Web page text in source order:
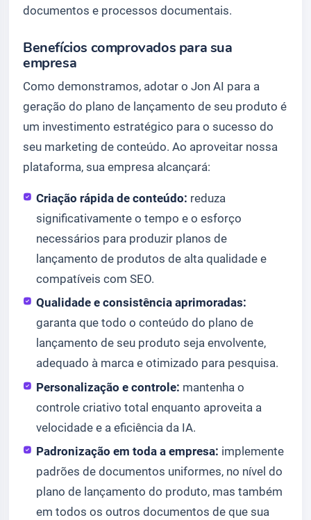
documentos e processos documentais.
Benefícios comprovados para sua
empresa
Como demonstramos, adotar o Jon AI para a
geração do plano de lançamento de seu produto é
um investimento estratégico para o sucesso do
seu marketing de conteúdo. Ao aproveitar nossa
plataforma, sua empresa alcançará:
Criação rápida de conteúdo: reduza
significativamente o tempo e o esforço
necessários para produzir planos de
lançamento de produtos de alta qualidade e
compatíveis com SEO.
Qualidade e consistência aprimoradas:
garanta que todo o conteúdo do plano de
lançamento de seu produto seja envolvente,
adequado à marca e otimizado para pesquisa.
Personalização e controle: mantenha o
controle criativo total enquanto aproveita a
velocidade e a eficiência da IA.
Padronização em toda a empresa: implemente
padrões de documentos uniformes, no nível do
plano de lançamento do produto, mas também
em todos os outros documentos de que sua